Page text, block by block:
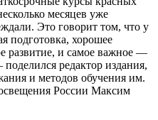
месяцев уже
Это говорит том, что у
подготовка, хорошее
развитие, и самое важное —
редактор издания,
и методов обучения им.
России Максим